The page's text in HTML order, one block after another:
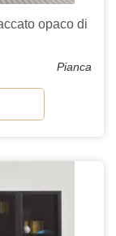
opaco di
Pianca